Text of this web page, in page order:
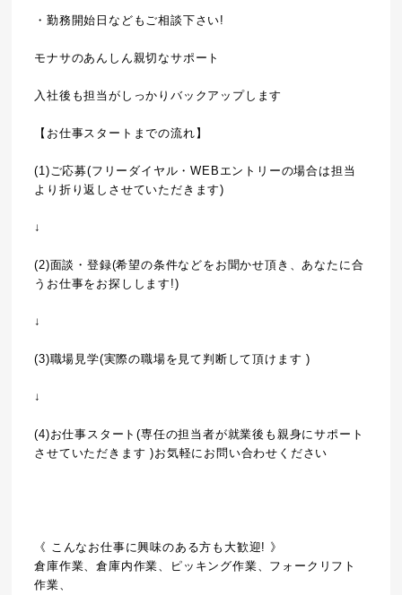
・勤務開始日などもご相談下さい!
モナサのあんしん親切なサポート
入社後も担当がしっかりバックアップします
【お仕事スタートまでの流れ】
(1)ご応募(フリーダイヤル・WEBエントリーの場合は担当
より折り返しさせていただきます)
↓
(2)面談・登録(希望の条件などをお聞かせ頂き、あなたに合
うお仕事をお探しします!)
↓
(3)職場見学(実際の職場を見て判断して頂けます )
↓
(4)お仕事スタート(専任の担当者が就業後も親身にサポート
させていただきます )お気軽にお問い合わせください
《 こんなお仕事に興味のある方も大歓迎! 》
倉庫作業、倉庫内作業、ピッキング作業、フォークリフト
作業、